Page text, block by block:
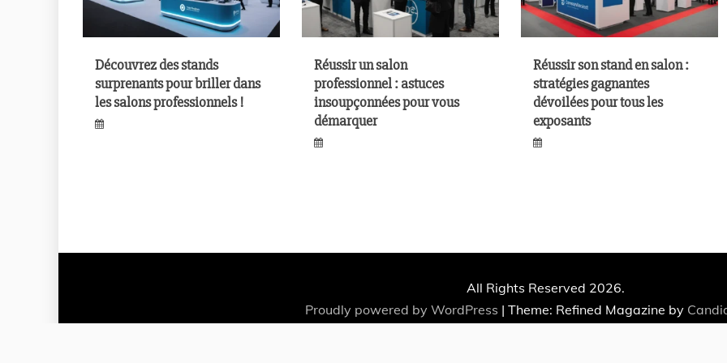
Découvrez des stands
surprenants pour briller dans
les salons professionnels !
Réussir un salon
professionnel : astuces
insoupçonnées pour vous
démarquer
Réussir son stand en salon :
stratégies gagnantes
dévoilées pour tous les
exposants
All Rights Reserved 2026.
Proudly powered by WordPress | Theme: Refined Magazine by